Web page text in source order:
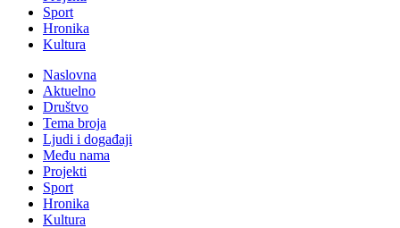
Sport
Hronika
Kultura
Naslovna
Aktuelno
Društvo
Tema broja
Ljudi i događaji
Među nama
Projekti
Sport
Hronika
Kultura